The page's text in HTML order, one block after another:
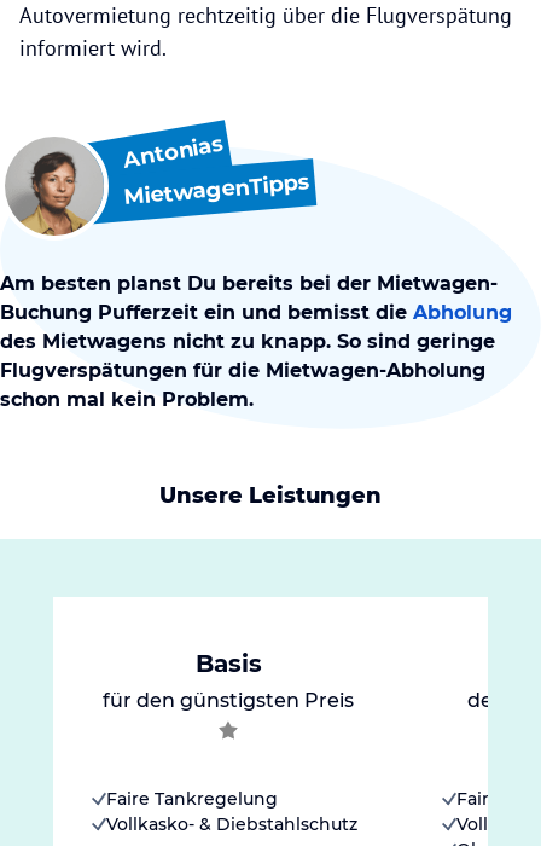
Autovermietung rechtzeitig über die Flugverspätung
informiert wird.
Antonias
MietwagenTipps
Am besten planst Du bereits bei der Mietwagen-
Buchung Pufferzeit ein und bemisst die Abholung
des Mietwagens nicht zu knapp. So sind geringe
Flugverspätungen für die Mietwagen-Abholung
schon mal kein Problem.
Unsere Leistungen
Basis
für den günstigsten Preis
Faire Tankregelung
Vollkasko- & Diebstahlschutz
der
Faire